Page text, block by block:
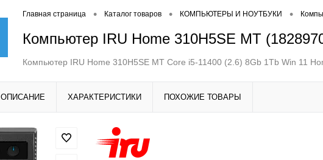
Главная страница • Каталог товаров • КОМПЬЮТЕРЫ И НОУТБУКИ •
Компьютер IRU Home 310H5SE MT
Компьютер IRU Home 310H5SE MT Core i5-11400 (2.6) 8Gb 1Tb Win 11
ОПИСАНИЕ ХАРАКТЕРИСТИКИ ПОХОЖИЕ ТОВАРЫ